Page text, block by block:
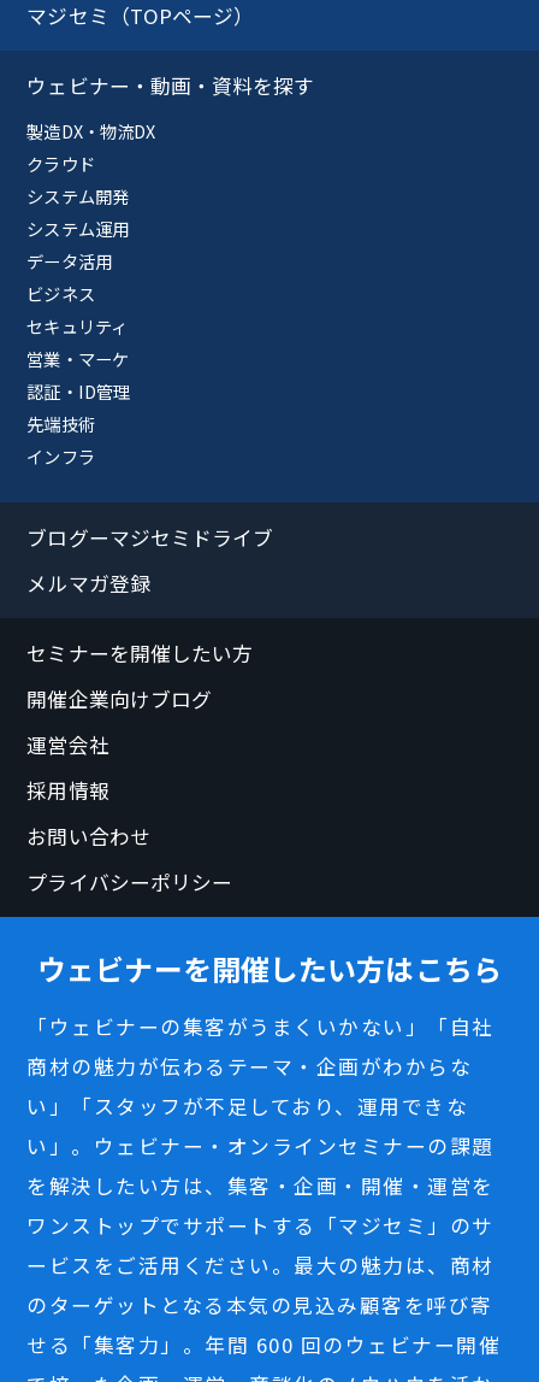
マジセミ（TOPページ）
ウェビナー・動画・資料を探す
製造DX・物流DX
クラウド
システム開発
システム運用
データ活用
ビジネス
セキュリティ
営業・マーケ
認証・ID管理
先端技術
インフラ
ブログーマジセミドライブ
メルマガ登録
セミナーを開催したい方
開催企業向けブログ
運営会社
採用情報
お問い合わせ
プライバシーポリシー
ウェビナーを開催したい方はこちら
「ウェビナーの集客がうまくいかない」「自社
商材の魅力が伝わるテーマ・企画がわからな
い」「スタッフが不足しており、運用できな
い」。ウェビナー・オンラインセミナーの課題
を解決したい方は、集客・企画・開催・運営を
ワンストップでサポートする「マジセミ」のサ
ービスをご活用ください。最大の魅力は、商材
のターゲットとなる本気の見込み顧客を呼び寄
せる「集客力」。年間 600 回のウェビナー開催